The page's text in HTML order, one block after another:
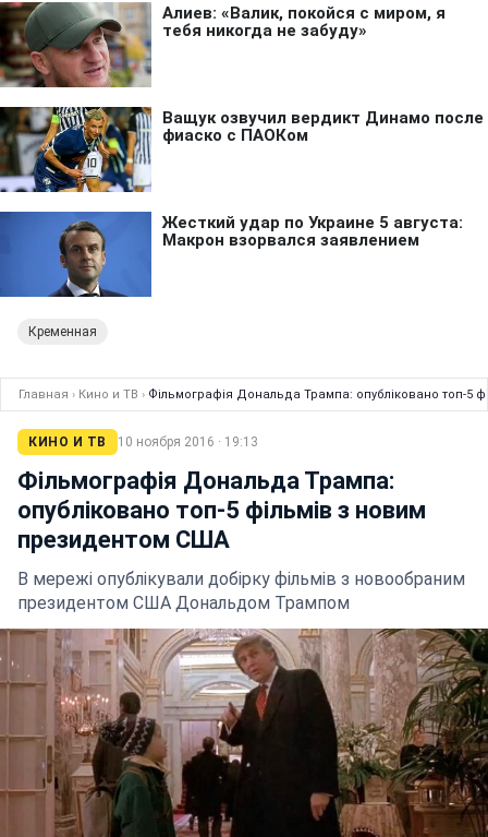
Кременная
Главная › Кино и ТВ › Фільмографія Дональда Трампа: опубліковано топ-5
КИНО И ТВ 10 ноября 2016 · 19:13
Фільмографія Дональда Трампа:
опубліковано топ-5 фільмів з новим
президентом США
В мережі опублікували добірку фільмів з новообраним
президентом США Дональдом Трампом